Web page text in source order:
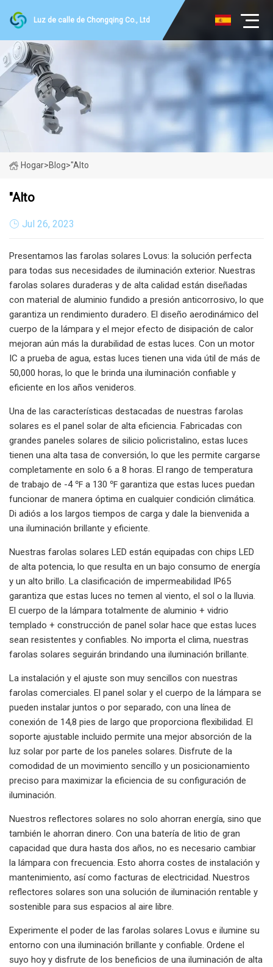
Luz de calle de Chongqing Co., Ltd
Hogar>Blog>"Alto
"Alto
Jul 26, 2023
Presentamos las farolas solares Lovus: la solución perfecta
para todas sus necesidades de iluminación exterior. Nuestras
farolas solares duraderas y de alta calidad están diseñadas
con material de aluminio fundido a presión anticorrosivo, lo que
garantiza un rendimiento duradero. El diseño aerodinámico del
cuerpo de la lámpara y el mejor efecto de disipación de calor
mejoran aún más la durabilidad de estas luces. Con un motor
IC a prueba de agua, estas luces tienen una vida útil de más de
50,000 horas, lo que le brinda una iluminación confiable y
eficiente en los años venideros.
Una de las características destacadas de nuestras farolas
solares es el panel solar de alta eficiencia. Fabricadas con
grandes paneles solares de silicio policristalino, estas luces
tienen una alta tasa de conversión, lo que les permite cargarse
completamente en solo 6 a 8 horas. El rango de temperatura
de trabajo de -4 ℉ a 130 ℉ garantiza que estas luces puedan
funcionar de manera óptima en cualquier condición climática.
Di adiós a los largos tiempos de carga y dale la bienvenida a
una iluminación brillante y eficiente.
Nuestras farolas solares LED están equipadas con chips LED
de alta potencia, lo que resulta en un bajo consumo de energía
y un alto brillo. La clasificación de impermeabilidad IP65
garantiza que estas luces no temen al viento, el sol o la lluvia.
El cuerpo de la lámpara totalmente de aluminio + vidrio
templado + construcción de panel solar hace que estas luces
sean resistentes y confiables. No importa el clima, nuestras
farolas solares seguirán brindando una iluminación brillante.
La instalación y el ajuste son muy sencillos con nuestras
farolas comerciales. El panel solar y el cuerpo de la lámpara se
pueden instalar juntos o por separado, con una línea de
conexión de 14,8 pies de largo que proporciona flexibilidad. El
soporte ajustable incluido permite una mejor absorción de la
luz solar por parte de los paneles solares. Disfrute de la
comodidad de un movimiento sencillo y un posicionamiento
preciso para maximizar la eficiencia de su configuración de
iluminación.
Nuestros reflectores solares no solo ahorran energía, sino que
también le ahorran dinero. Con una batería de litio de gran
capacidad que dura hasta dos años, no es necesario cambiar
la lámpara con frecuencia. Esto ahorra costes de instalación y
mantenimiento, así como facturas de electricidad. Nuestros
reflectores solares son una solución de iluminación rentable y
sostenible para sus espacios al aire libre.
Experimente el poder de las farolas solares Lovus e ilumine su
entorno con una iluminación brillante y confiable. Ordene el
suyo hoy y disfrute de los beneficios de una iluminación de alta